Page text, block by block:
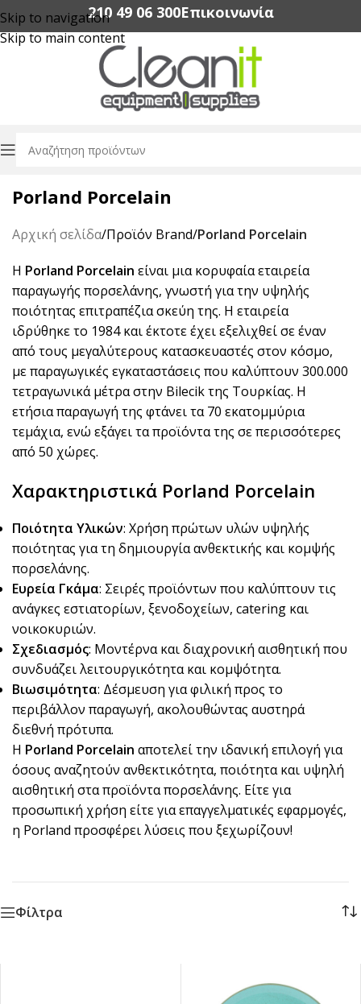
Skip to navigation
Skip to main content
210 49 06 300‬Επικοινωνία
Porland Porcelain
Αρχική σελίδα/Προϊόν Brand/Porland Porcelain
Η Porland Porcelain είναι μια κορυφαία εταιρεία
παραγωγής πορσελάνης, γνωστή για την υψηλής
ποιότητας επιτραπέζια σκεύη της. Η εταιρεία
ιδρύθηκε το 1984 και έκτοτε έχει εξελιχθεί σε έναν
από τους μεγαλύτερους κατασκευαστές στον κόσμο,
με παραγωγικές εγκαταστάσεις που καλύπτουν 300.000
τετραγωνικά μέτρα στην Bilecik της Τουρκίας. Η
ετήσια παραγωγή της φτάνει τα 70 εκατομμύρια
τεμάχια, ενώ εξάγει τα προϊόντα της σε περισσότερες
από 50 χώρες.
Χαρακτηριστικά Porland Porcelain
Ποιότητα Υλικών: Χρήση πρώτων υλών υψηλής
ποιότητας για τη δημιουργία ανθεκτικής και κομψής
πορσελάνης.
Ευρεία Γκάμα: Σειρές προϊόντων που καλύπτουν τις
ανάγκες εστιατορίων, ξενοδοχείων, catering και
νοικοκυριών.
Σχεδιασμός: Μοντέρνα και διαχρονική αισθητική που
συνδυάζει λειτουργικότητα και κομψότητα.
Βιωσιμότητα: Δέσμευση για φιλική προς το
περιβάλλον παραγωγή, ακολουθώντας αυστηρά
διεθνή πρότυπα.
Η Porland Porcelain αποτελεί την ιδανική επιλογή για
όσους αναζητούν ανθεκτικότητα, ποιότητα και υψηλή
αισθητική στα προϊόντα πορσελάνης. Είτε για
προσωπική χρήση είτε για επαγγελματικές εφαρμογές,
η Porland προσφέρει λύσεις που ξεχωρίζουν!
Φίλτρα